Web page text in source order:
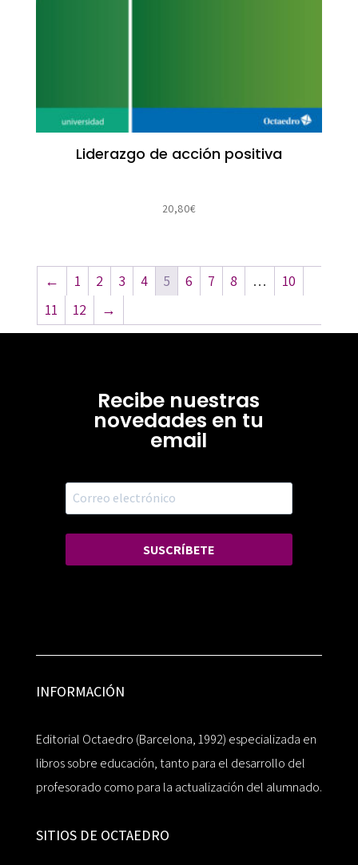
Liderazgo de acción positiva
20,80€
← 1 2 3 4 5 6 7 8 …
10
11
12 →
Recibe nuestras
novedades en tu
email
SUSCRÍBETE
INFORMACIÓN
Editorial Octaedro (Barcelona, 1992) especializada en
libros sobre educación, tanto para el desarrollo del
profesorado como para la actualización del alumnado.
SITIOS DE OCTAEDRO